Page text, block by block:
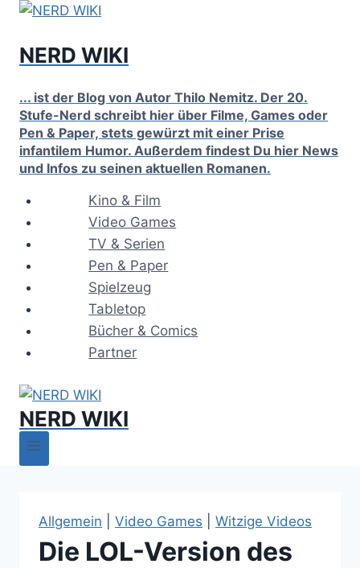
Zum
springen
NERD WIKI
... ist der Blog von Autor Thilo Nemitz. Der 20.
Stufe-Nerd schreibt hier über Filme, Games oder
Pen & Paper, stets gewürzt mit einer Prise
infantilem Humor. Außerdem findest Du hier News
und Infos zu seinen aktuellen Romanen.
Kino & Film
Video Games
TV & Serien
Pen & Paper
Spielzeug
Tabletop
Bücher & Comics
Partner
NERD WIKI
Allgemein Video Games Witzige Videos
Die LOL-Version des